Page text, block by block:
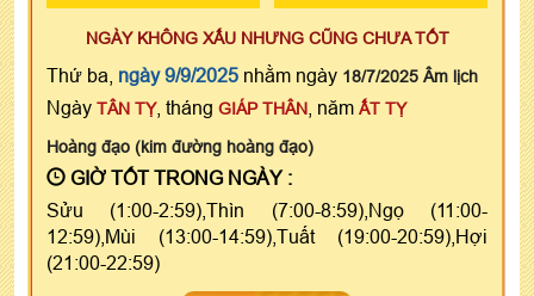
NGÀY KHÔNG XẤU NHƯNG CŨNG CHƯA TỐT
Thứ ba, ngày 9/9/2025 nhằm ngày 18/7/2025 Âm lịch
Ngày TÂN TỴ, tháng GIÁP THÂN , năm ẤT TỴ
Hoàng đạo (kim đường hoàng đạo)
GIỜ TỐT TRONG NGÀY :
Sửu (1:00-2:59),Thìn (7:00-8:59),Ngọ (11:00-
12:59),Mùi (13:00-14:59),Tuất (19:00-20:59),Hợi
(21:00-22:59)